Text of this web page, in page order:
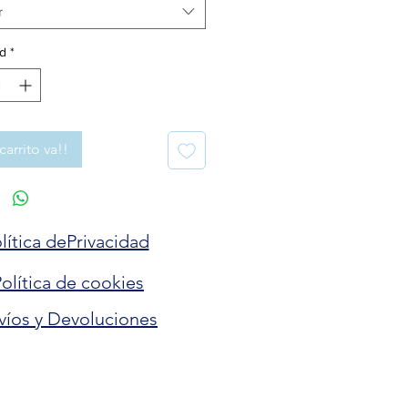
*
carrito va!!
dePrivacidad
de cookies
y Devoluciones